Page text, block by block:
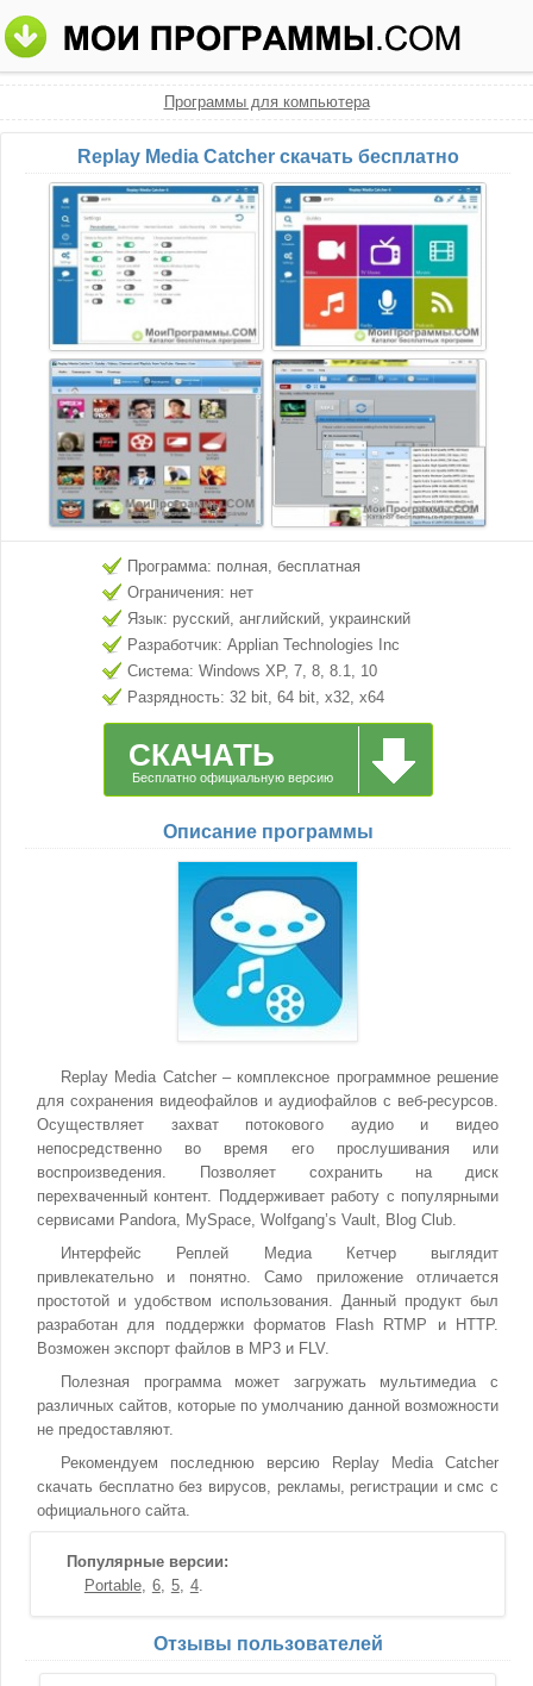
Программы для компьютера
Replay Media Catcher скачать бесплатно
Программа: полная, бесплатная
Ограничения: нет
Язык: русский, английский, украинский
Разработчик: Applian Technologies Inc
Система: Windows XP, 7, 8, 8.1, 10
Разрядность: 32 bit, 64 bit, x32, x64
СКАЧАТЬ
Бесплатно официальную версию
Описание программы
Replay Media Catcher – комплексное программное решение
для сохранения видеофайлов и аудиофайлов с веб-ресурсов.
Осуществляет захват потокового аудио и видео
непосредственно во время его прослушивания или
воспроизведения. Позволяет сохранить на диск
перехваченный контент. Поддерживает работу с популярными
сервисами Pandora, MySpace, Wolfgang’s Vault, Blog Club.
Интерфейс Реплей Медиа Кетчер выглядит
привлекательно и понятно. Само приложение отличается
простотой и удобством использования. Данный продукт был
разработан для поддержки форматов Flash RTMP и HTTP.
Возможен экспорт файлов в MP3 и FLV.
Полезная программа может загружать мультимедиа с
различных сайтов, которые по умолчанию данной возможности
не предоставляют.
Рекомендуем последнюю версию Replay Media Catcher
скачать бесплатно без вирусов, рекламы, регистрации и смс с
официального сайта.
Популярные версии:
Portable
6 5 4
Отзывы пользователей